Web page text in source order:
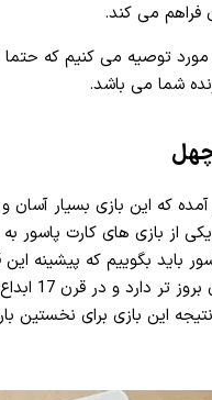
فراهم می کند.
مورد توصیه می کنیم که حتما
شما می باشد.
که این بازی بسیار
از بازی های کارت پاسور
بازی
نتیجه این بازی برای